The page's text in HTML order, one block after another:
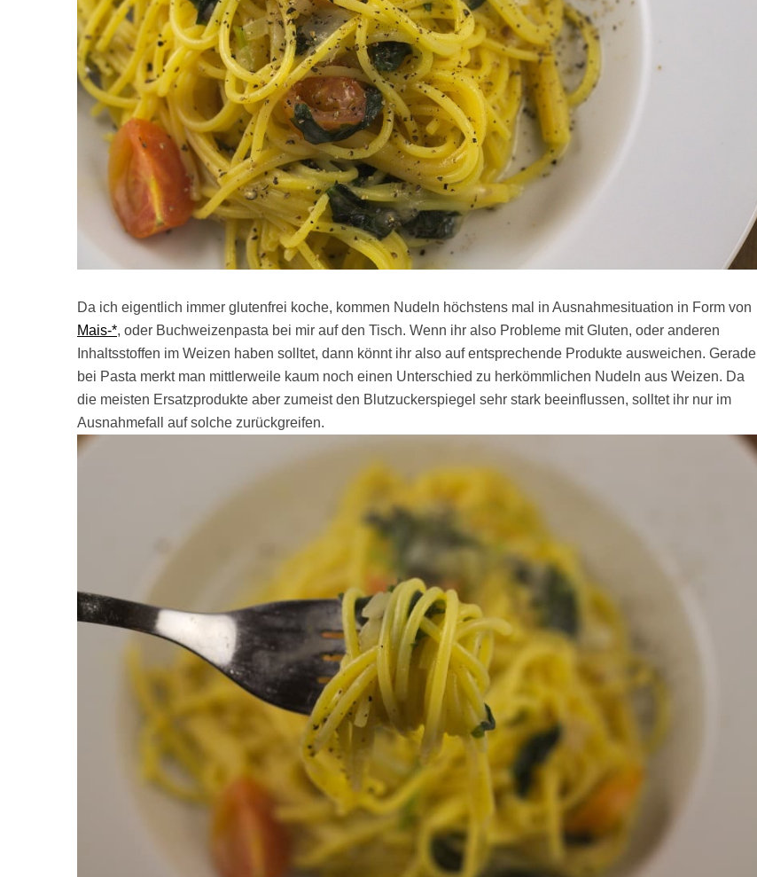
Da ich eigentlich immer glutenfrei koche, kommen Nudeln höchstens mal in Ausnahmesituation in Form von
Mais-*, oder Buchweizenpasta bei mir auf den Tisch. Wenn ihr also Probleme mit Gluten, oder anderen
Inhaltsstoffen im Weizen haben solltet, dann könnt ihr also auf entsprechende Produkte ausweichen. Gerade
bei Pasta merkt man mittlerweile kaum noch einen Unterschied zu herkömmlichen Nudeln aus Weizen. Da
die meisten Ersatzprodukte aber zumeist den Blutzuckerspiegel sehr stark beeinflussen, solltet ihr nur im
Ausnahmefall auf solche zurückgreifen.